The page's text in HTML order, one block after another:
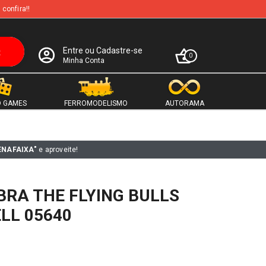
confira!!
Entre ou Cadastre-se
Minha Conta
0
GAMES FERROMODELISMO AUTORAMA
e aproveite!
THE FLYING BULLS
05640